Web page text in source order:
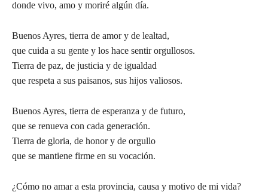
donde vivo, amo y moriré algún día.
Buenos Ayres, tierra de amor y de lealtad,
que cuida a su gente y los hace sentir orgullosos.
Tierra de paz, de justicia y de igualdad
que respeta a sus paisanos, sus hijos valiosos.
Buenos Ayres, tierra de esperanza y de futuro,
que se renueva con cada generación.
Tierra de gloria, de honor y de orgullo
que se mantiene firme en su vocación.
¿Cómo no amar a esta provincia, causa y motivo de mi vida?